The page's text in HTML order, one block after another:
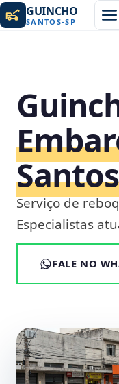
GUINCHO
SANTOS-SP
Serviço de
Especialistas
FALE NO